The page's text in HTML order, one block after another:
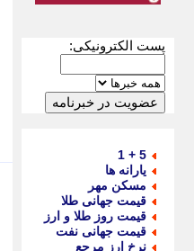
پست الکترونیکی:
5 + 1
یارانه ها
مسکن مهر
قیمت جهانی طلا
قیمت روز طلا و ارز
قیمت جهانی نفت
نرخ ارز مرجع